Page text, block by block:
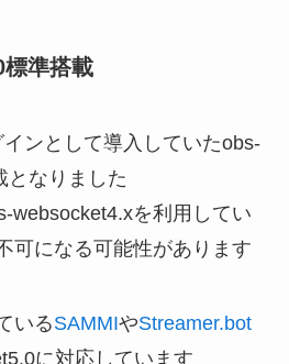
準搭載
ンとして導入していたobs-
となりました
websocket4.xを利用してい
可になる可能性があります
いるSAMMIやStreamer.bot
に対応しています